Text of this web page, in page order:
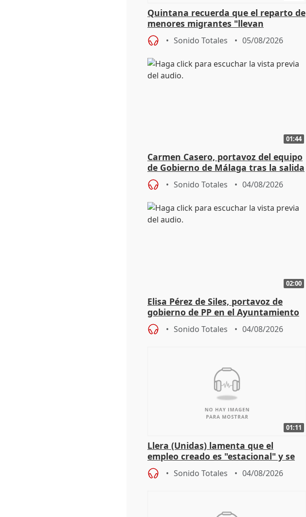
Quintana recuerda que el reparto de
menores migrantes "llevan
aportación del Gobierno" central
Sonido Totales 05/08/2026
01:44
Carmen Casero, portavoz del equipo
de Gobierno de Málaga tras la salida
de Pérez de Siles
Sonido Totales 04/08/2026
02:00
Elisa Pérez de Siles, portavoz de
gobierno de PP en el Ayuntamiento
de Málaga, deja la política
Sonido Totales 04/08/2026
01:11
Llera (Unidas) lamenta que el
empleo creado es "estacional" y se
"esfumará" al acabar el verano
Sonido Totales 04/08/2026